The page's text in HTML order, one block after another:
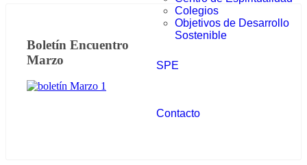
Colegios
Objetivos de Desarrollo
Sostenible
SPE
Contacto
Boletín Encuentro
Marzo